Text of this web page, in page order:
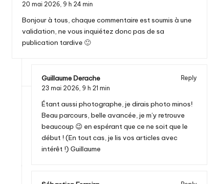
20 mai 2026, 9 h 24 min
Bonjour à tous, chaque commentaire est soumis à une
validation, ne vous inquiétez donc pas de sa
publication tardive 🙂
Guillaume Derache
Reply
23 mai 2026, 9 h 21 min
Étant aussi photographe, je dirais photo minos!
Beau parcours, belle avancée, je m’y retrouve
beaucoup 😉 en espérant que ce ne soit que le
début ! (En tout cas, je lis vos articles avec
intérêt !) Guillaume